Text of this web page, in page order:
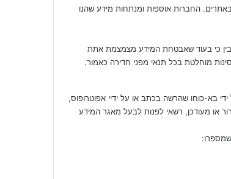
החברות אוספות ומנתחות מידע שהנו
כי בעוד שאבטחת המידע מצמצמת אתת
מוחלטת בכל תנאי מפני חדירה כאמור.
זכאי לעיין בעצמו, או על ידי בא-כוחו שהרשה בכתב או על ידיי אפוטרופוס,
או מעודכן, רשאי לפנות לבעל מאגר המידע